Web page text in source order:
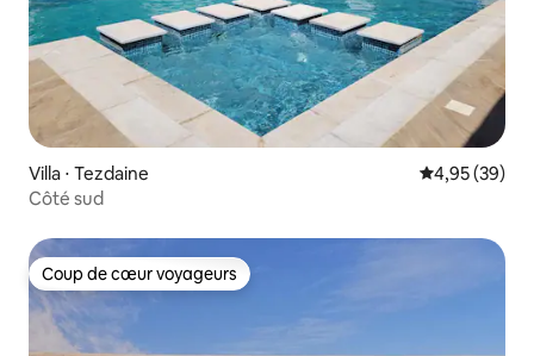
Villa ⋅ Tezdaine Évaluation
4,95 (39)
Côté sud
Coup de cœur voyageurs
Coup de cœur voyageurs